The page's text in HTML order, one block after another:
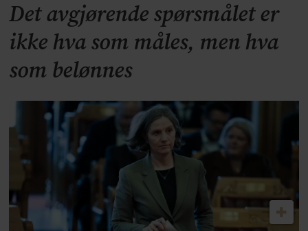
Det avgjørende spørsmålet er
ikke hva som måles, men hva
som belønnes